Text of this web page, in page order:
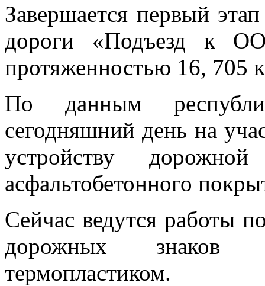
Завершается первый
дороги «Подъезд к
протяженностью 16, 705
По данным
сегодняшний день на
устройству
асфальтобетонного
Сейчас ведутся работы
дорожных знаков
термопластиком.